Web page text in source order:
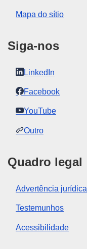
Mapa do sítio
Siga-nos
LinkedIn
Facebook
YouTube
Outro
Quadro legal
Advertência jurídica
Testemunhos
Acessibilidade